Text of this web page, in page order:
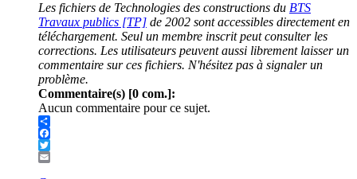
Les fichiers de Technologies des constructions du BTS
Travaux publics [TP] de 2002 sont accessibles directement en
téléchargement. Seul un membre inscrit peut consulter les
corrections. Les utilisateurs peuvent aussi librement laisser un
commentaire sur ces fichiers. N'hésitez pas à signaler un
problème.
Commentaire(s) [0 com.]:
Aucun commentaire pour ce sujet.
Share
Facebook
Twitter